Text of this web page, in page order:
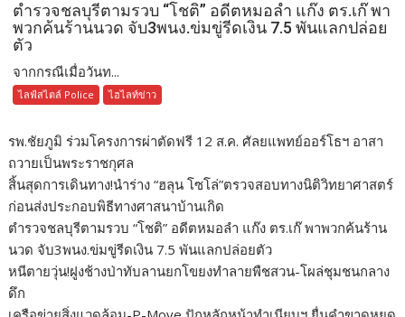
ตำรวจชลบุรีตามรวบ “โชติ” อดีตหมอลำ แก๊ง ตร.เก๊ พา
พวกค้นร้านนวด จับ3พนง.ข่มขู่รีดเงิน 7.5 พันแลกปล่อย
ตัว
จากกรณีเมื่อวันท...
ไลฟ์สไตล์ Police ไฮไลท์ข่าว
รพ.ชัยภูมิ ร่วมโครงการผ่าตัดฟรี 12 ส.ค. ศัลยแพทย์ออร์โธฯ อาสา
ถวายเป็นพระราชกุศล
สิ้นสุดการเดินทาง!นำร่าง “ฮลุน โซโล่”ตรวจสอบทางนิติวิทยาศาสตร์
ก่อนส่งประกอบพิธีทางศาสนาบ้านเกิด
ตำรวจชลบุรีตามรวบ “โชติ” อดีตหมอลำ แก๊ง ตร.เก๊ พาพวกค้นร้าน
นวด จับ3พนง.ข่มขู่รีดเงิน 7.5 พันแลกปล่อยตัว
หนีตายวุ่น!ฝูงช้างป่าทับลานยกโขยงทำลายพืชสวน-โผล่ชุมชนกลาง
ดึก